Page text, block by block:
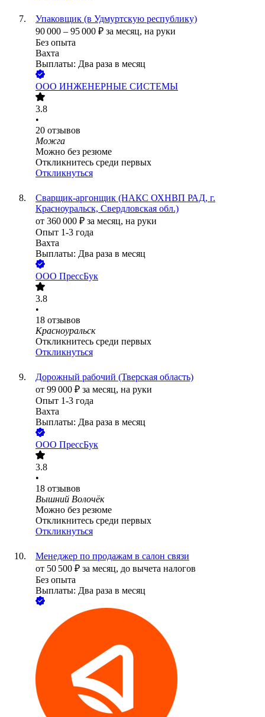
Упаковщик (в Удмуртскую республику)
90 000 – 95 000 ₽ за месяц, на руки
Без опыта
Вахта
Выплаты: Два раза в месяц
ООО ИНЖЕНЕРНЫЕ СИСТЕМЫ
3.8
•
20 отзывов
Можга
Можно без резюме
Откликнитесь среди первых
Откликнуться
Сварщик-аргонщик (НАКС ОХНВП РАД, г.
Красноуральск, Свердловская обл.)
от 360 000 ₽ за месяц, на руки
Опыт 1-3 года
Вахта
Выплаты: Два раза в месяц
ООО ПрессБук
3.8
•
18 отзывов
Красноуральск
Откликнитесь среди первых
Откликнуться
Дорожный рабочий (Тверская область)
от 99 000 ₽ за месяц, на руки
Опыт 1-3 года
Вахта
Выплаты: Два раза в месяц
ООО ПрессБук
3.8
•
18 отзывов
Вышний Волочёк
Можно без резюме
Откликнитесь среди первых
Откликнуться
Менеджер по продажам в салон связи
от 50 500 ₽ за месяц, до вычета налогов
Без опыта
Выплаты: Два раза в месяц